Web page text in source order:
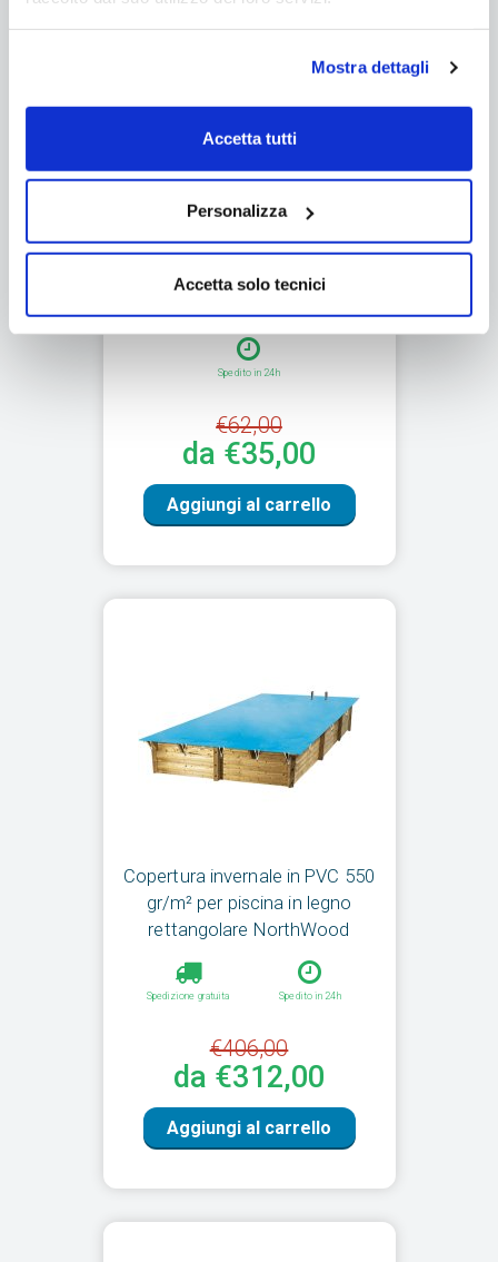
Mostra dettagli
Accetta tutti
Personalizza
Accetta solo tecnici
Copertura invernale per piscine
Avenli rettangolari modelli
Passaat/Mistal
Spedito in 24h
€62,00
da €35,00
Aggiungi al carrello
Copertura invernale in PVC 550
gr/m² per piscina in legno
rettangolare NorthWood
Spedizione gratuita Spedito in 24h
€406,00
da €312,00
Aggiungi al carrello